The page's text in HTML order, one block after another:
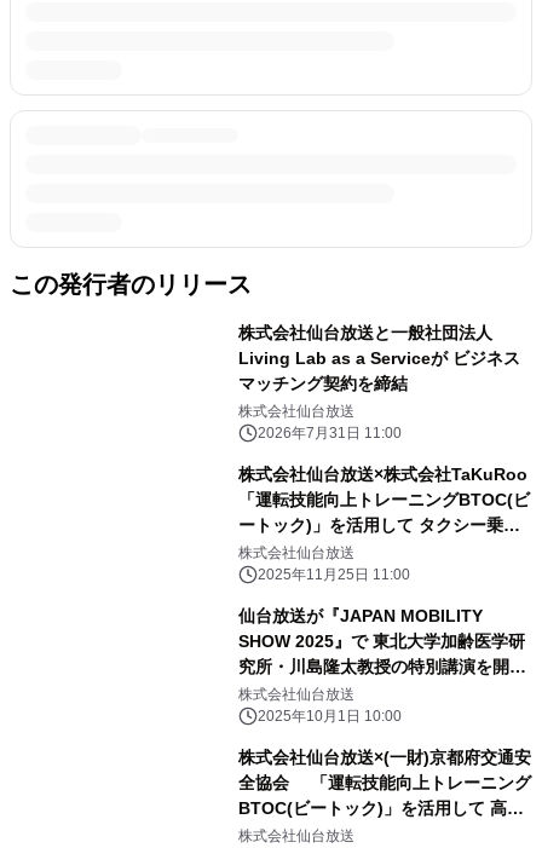
この発行者のリリース
株式会社仙台放送と一般社団法人
Living Lab as a Serviceが ビジネス
マッチング契約を締結
株式会社仙台放送
2026年7月31日 11:00
株式会社仙台放送×株式会社TaKuRoo
「運転技能向上トレーニングBTOC(ビ
ートック)」を活用して タクシー乗務
員の交通事故ゼロを目指す
株式会社仙台放送
2025年11月25日 11:00
仙台放送が『JAPAN MOBILITY
SHOW 2025』で 東北大学加齢医学研
究所・川島隆太教授の特別講演を開催
～運転技能は脳のトレーニングで向上
する～
株式会社仙台放送
2025年10月1日 10:00
株式会社仙台放送×(一財)京都府交通安
全協会 「運転技能向上トレーニング
BTOC(ビートック)」を活用して 高齢
ドライバーの安全運転寿命の延伸を目
株式会社仙台放送